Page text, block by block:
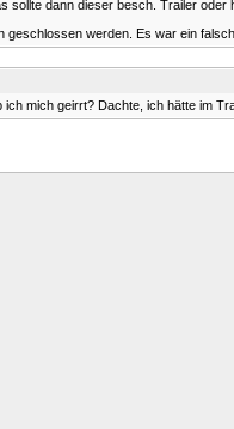
sollte dann dieser besch. Trailer
geschlossen werden. Es war ein
ich mich geirrt? Dachte, ich hätte im